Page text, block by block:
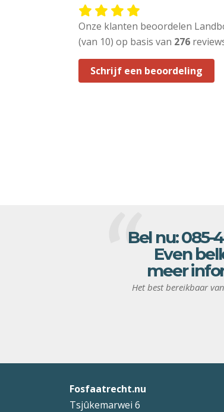
Onze klanten beoordelen
(van 10) op basis van 276
Schrijf een beoordeling
Bel nu:085-
Even
meer
Het best bereikbaar
Fosfaatrecht.nu
Tsjûkemarwei 6